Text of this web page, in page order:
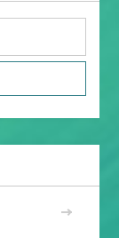
>>